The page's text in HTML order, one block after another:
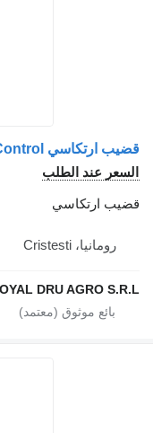
السعر عند الطلب
قضيب ارتكاسي
رومانيا، Cristesti
DRU AGRO S.R.L.